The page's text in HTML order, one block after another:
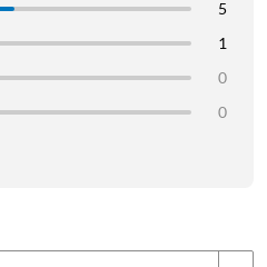
prenumerationer ett
att vi ersätter din kamera
får du tillgång till
samt tvåvägsljud.
videoupplevelse, så att du
hemma
5
1
0
0